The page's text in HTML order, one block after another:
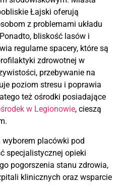
Łajski oferują
z problemami układu
bliskość lasów i
regularne spacery, które są
zdrowotnej w
przebywanie na
poziom stresu i poprawia
też ośrodki posiadające
w Legionowie, cieszą
placówki pod
specjalistycznej opieki
pogorszenia stanu zdrowia,
klinicznych oraz wsparcie